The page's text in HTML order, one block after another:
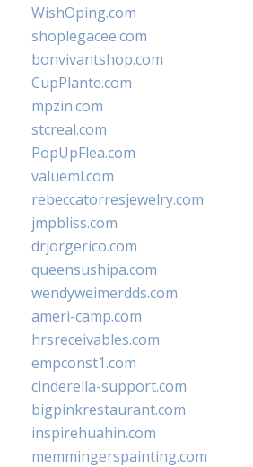
WishOping.com
shoplegacee.com
bonvivantshop.com
CupPlante.com
mpzin.com
stcreal.com
PopUpFlea.com
valueml.com
rebeccatorresjewelry.com
jmpbliss.com
drjorgerico.com
queensushipa.com
wendyweimerdds.com
ameri-camp.com
hrsreceivables.com
empconst1.com
cinderella-support.com
bigpinkrestaurant.com
inspirehuahin.com
memmingerspainting.com